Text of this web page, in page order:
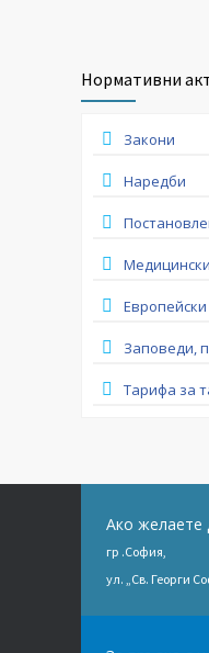
Нормативни
Закони
Наредби
Заповеди,
Тарифа за
Ако желаете
гр .София,
ул. „Св. Георги